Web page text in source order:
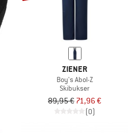
ZIENER
Boy's Abol-Z
Skibukser
89,95 € 71,96 €
(0)